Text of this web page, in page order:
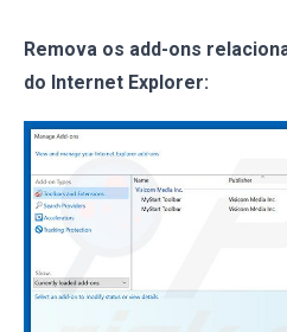
Remova os add-ons
do Internet Explorer: